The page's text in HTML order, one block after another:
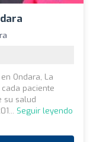
Ondara, La
paciente
su salud
Seguir leyendo